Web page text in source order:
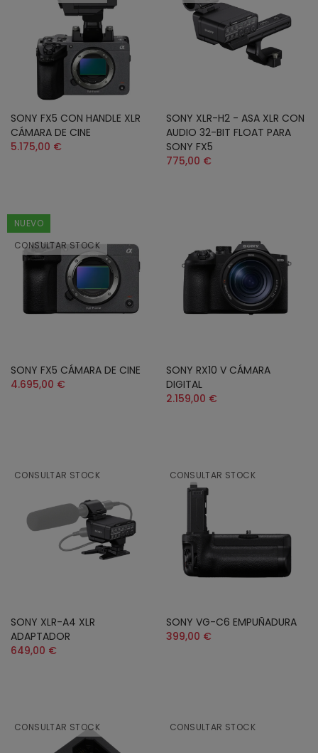
SONY FX5 CON HANDLE XLR
CÁMARA DE CINE
5.175,00 €
SONY XLR-H2 - ASA XLR CON
AUDIO 32-BIT FLOAT PARA
SONY FX5
775,00 €
NUEVO
CONSULTAR STOCK
SONY FX5 CÁMARA DE CINE
4.695,00 €
SONY RX10 V CÁMARA
DIGITAL
2.159,00 €
CONSULTAR STOCK
SONY XLR-A4 XLR
ADAPTADOR
649,00 €
CONSULTAR STOCK
SONY VG-C6 EMPUÑADURA
399,00 €
CONSULTAR STOCK CONSULTAR STOCK